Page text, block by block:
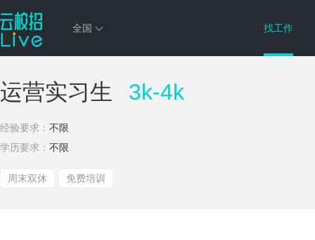
全国 找工作
运营实习生 3k-4k
经验要求： 不限
学历要求： 不限
周末双休 免费培训